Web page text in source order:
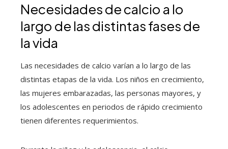
Necesidades de calcio a lo
largo de las distintas fases de
la vida
Las necesidades de calcio varían a lo largo de las
distintas etapas de la vida. Los niños en crecimiento,
las mujeres embarazadas, las personas mayores, y
los adolescentes en periodos de rápido crecimiento
tienen diferentes requerimientos.